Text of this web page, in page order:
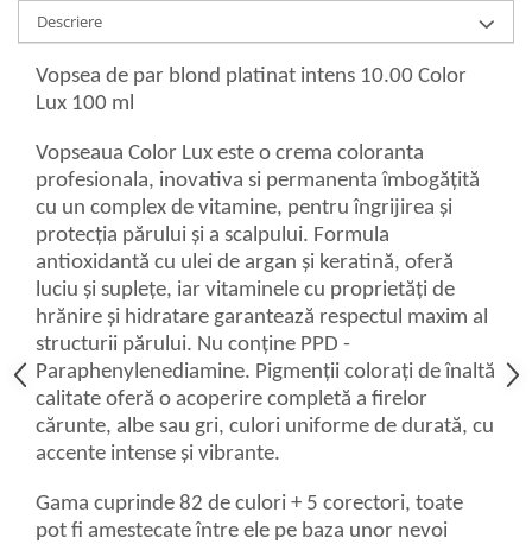
Descriere
Vopsea de par blond platinat intens 10.00 Color
Lux 100 ml
Vopseaua Color Lux este o crema coloranta
profesionala, inovativa si permanenta îmbogățită
cu un complex de vitamine, pentru îngrijirea și
protecția părului și a scalpului. Formula
antioxidantă cu ulei de argan și keratină, oferă
luciu și suplețe, iar vitaminele cu proprietăți de
hrănire și hidratare garantează respectul maxim al
structurii părului. Nu conține PPD -
Paraphenylenediamine. Pigmenții colorați de înaltă
calitate oferă o acoperire completă a firelor
cărunte, albe sau gri, culori uniforme de durată, cu
accente intense și vibrante.
Gama cuprinde 82 de culori + 5 corectori, toate
pot fi amestecate între ele pe baza unor nevoi